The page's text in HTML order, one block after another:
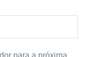
para a próxima